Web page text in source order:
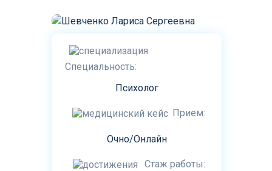
Специальность:
Психолог
Прием:
Очно/Онлайн
Стаж работы: